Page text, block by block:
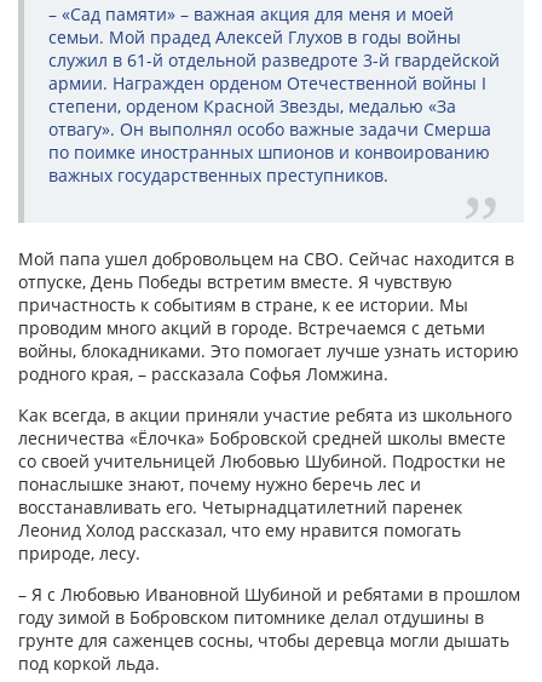
– «Сад памяти» – важная акция для меня и моей
семьи. Мой прадед Алексей Глухов в годы войны
служил в 61-й отдельной разведроте 3-й гвардейской
армии. Награжден орденом Отечественной войны I
степени, орденом Красной Звезды, медалью «За
отвагу». Он выполнял особо важные задачи Смерша
по поимке иностранных шпионов и конвоированию
важных государственных преступников.
Мой папа ушел добровольцем на СВО. Сейчас находится в
отпуске, День Победы встретим вместе. Я чувствую
причастность к событиям в стране, к ее истории. Мы
проводим много акций в городе. Встречаемся с детьми
войны, блокадниками. Это помогает лучше узнать историю
родного края, – рассказала Софья Ломжина.
Как всегда, в акции приняли участие ребята из школьного
лесничества «Ёлочка» Бобровской средней школы вместе
со своей учительницей Любовью Шубиной. Подростки не
понаслышке знают, почему нужно беречь лес и
восстанавливать его. Четырнадцатилетний паренек
Леонид Холод рассказал, что ему нравится помогать
природе, лесу.
– Я с Любовью Ивановной Шубиной и ребятами в прошлом
году зимой в Бобровском питомнике делал отдушины в
грунте для саженцев сосны, чтобы деревца могли дышать
под коркой льда.